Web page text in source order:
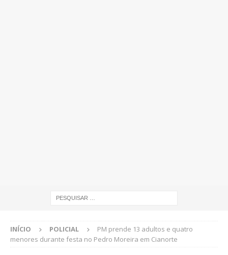
INÍCIO POLICIAL
PM prende 13 adultos e quatro
menores durante festa no Pedro Moreira em Cianorte